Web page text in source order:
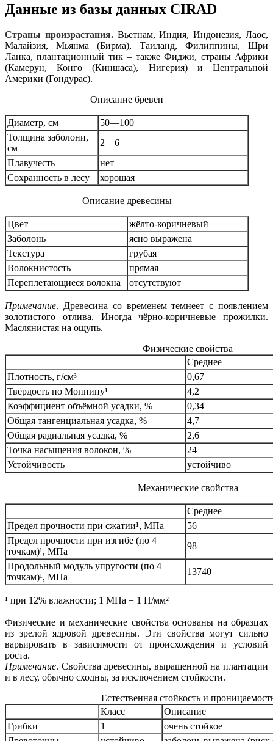
Данные из базы данных CIRAD
Страны произрастания.Вьетнам, Индия, Индонезия, Лаос,
Малайзия, Мьянма (Бирма), Таиланд, Филиппины, Шри
Ланка, плантационный тик – также Фиджи, страны Африки
(Камерун, Конго (Киншаса), Нигерия) и Центральной
Америки (Гондурас).
Описание бревен
Диаметр, см
50—100
Толщина заболони,
см
2—6
Плавучесть
нет
Сохранность в лесу
хорошая
Описание древесины
Цвет
жёлто-коричневый
Заболонь
ясно выражена
Текстура
грубая
Волокнистость
прямая
Переплетающиеся волокна
отсутствуют
Примечание. Древесина со временем темнеет с появлением
золотистого отлива. Иногда чёрно-коричневые прожилки.
Маслянистая на ощупь.
Физические свойства
Среднее
Плотность, г/см³
0,67
Твёрдость по Моннину¹
4,2
Коэффициент объёмной усадки, %
0,34
Общая тангенциальная усадка, %
4,7
Общая радиальная усадка, %
2,6
Точка насыщения волокон, %
24
Устойчивость
устойчиво
Механические свойства
Среднее
Предел прочности при сжатии¹, МПа
56
Предел прочности при изгибе (по 4
точкам)¹, МПа
98
Продольный модуль упругости (по 4
точкам)¹, МПа
13740
¹ при 12% влажности; 1 МПа = 1 Н/мм²
Физические и механические свойства основаны на образцах
из зрелой ядровой древесины. Эти свойства могут сильно
варьировать в зависимости от происхождения и условий
роста.
Примечание. Свойства древесины, выращенной на плантации
и в лесу, обычно сходны, за исключением стойкости.
Естественная стойкость и
Класс
Описание
Грибки
1
очень стойкое